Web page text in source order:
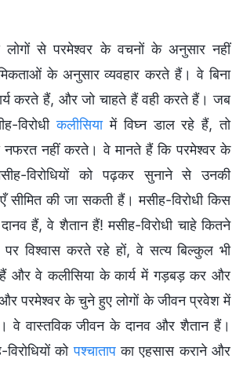
से परमेश्वर के वचनों के अनुसार नहीं
के अनुसार व्यवहार करते हैं। वे बिना
करते हैं, और जो चाहते हैं वही करते हैं। जब
विरोधीकलीसियामें विघ्न डाल रहे हैं, तो
नहीं करते। वे मानते हैं कि परमेश्वर के
विरोधियों को पढ़कर सुनाने से उनकी
सीमित की जा सकती हैं। मसीह-विरोधी किस
हैं, वे शैतान हैं! मसीह-विरोधी चाहे कितने
पर विश्वास करते रहे हों, वे सत्य बिल्कुल भी
हैं और वे कलीसिया के कार्य में गड़बड़ कर और
परमेश्वर के चुने हुए लोगों के जीवन प्रवेश में
वे वास्तविक जीवन के दानव और शैतान हैं।
कोपश्चातापका एहसास कराने और